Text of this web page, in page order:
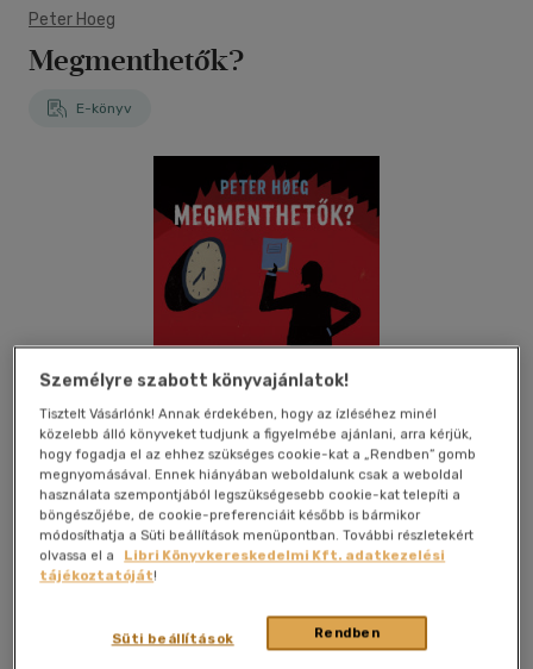
Peter Hoeg
Megmenthetők?
E-könyv
Beleolvasok Kívánságlistához adom Megosztom
Typotex Elektronikus Kiadó Kft.|2022|magyar nyelvű
Személyre szabott könyvajánlatok!
Tisztelt Vásárlónk! Annak érdekében, hogy az ízléséhez minél
közelebb álló könyveket tudjunk a figyelmébe ajánlani, arra kérjük,
hogy fogadja el az ehhez szükséges cookie-kat a „Rendben” gomb
megnyomásával. Ennek hiányában weboldalunk csak a weboldal
használata szempontjából legszükségesebb cookie-kat telepíti a
böngészőjébe, de cookie-preferenciáit később is bármikor
módosíthatja a Süti beállítások menüpontban. További részletekért
olvassa el a
Libri Könyvkereskedelmi Kft. adatkezelési
tájékoztatóját!
Rendben
Süti beállítások